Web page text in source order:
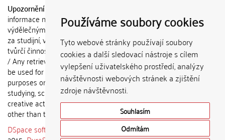
Používáme soubory cookies
Tyto webové stránky používají soubory
cookies a další sledovací nástroje s cílem
vylepšení uživatelského prostředí, analýzy
návštěvnosti webových stránek a zjištění
zdroje návštěvnosti.
Souhlasím
Odmítám
Upozornění / Notice:
informace nemohou být použity k
výdělečným účelům nebo vydávány
za studijní, vědeckou nebo jinou
tvůrčí činnost jiné osoby než autora.
/ Any retrieved information shall not
be used for any commercial
purposes or claimed as results of
studying, scientific or any other
creative activities of any person
other than the author.
DSpace software
copyright © 2002-